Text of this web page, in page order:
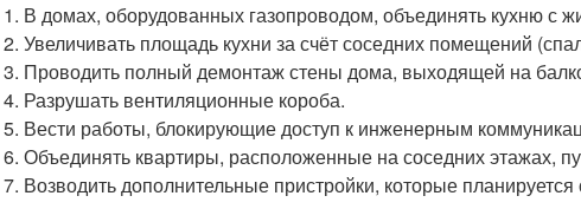
В домах, оборудованных газопроводом, объединять кухню с
Увеличивать площадь кухни за счёт соседних помещений
Проводить полный демонтаж стены дома, выходящей на
Разрушать вентиляционные короба.
Вести работы, блокирующие доступ к инженерным
Объединять квартиры, расположенные на соседних этажах,
Возводить дополнительные пристройки, которые